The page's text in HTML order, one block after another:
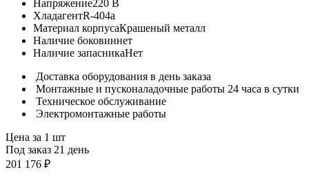
Напряжение220 В
ХладагентR-404a
Материал корпусаКрашеный металл
Наличие боковиннет
Наличие запасникаНет
Доставка оборудования в день заказа
Монтажные и пусконаладочные работы 24 часа в сутки
Техническое обслуживание
Электромонтажные работы
Цена за 1 шт
Под заказ 21 день
201 176 ₽